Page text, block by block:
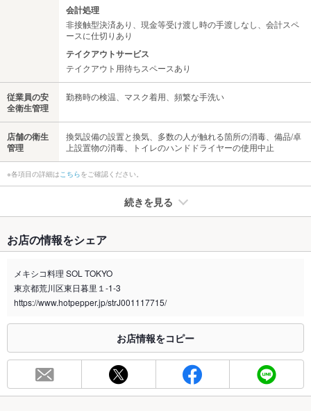
会計処理
非接触型決済あり、現金等受け渡し時の手渡しなし、会計スペ
ースに仕切りあり
テイクアウトサービス
テイクアウト用待ちスペースあり
従業員の安
全衛生管理
勤務時の検温、マスク着用、頻繁な手洗い
店舗の衛生
管理
換気設備の設置と換気、多数の人が触れる箇所の消毒、備品/卓
上設置物の消毒、トイレのハンドドライヤーの使用中止
※各項目の詳細はこちらをご確認ください。
続きを見る
禁煙・喫煙 全席禁煙
喫煙専用室 なし
※2020年4月1日～受動喫煙対策に関する法律が施行されています。正しい情報はお店へお問い
総席数 24席
最大宴会収
24人
お店の情報をシェア
メキシコ料理 SOL TOKYO
東京都荒川区東日暮里１-1-3
https://www.hotpepper.jp/strJ001117715/
お店情報をコピー